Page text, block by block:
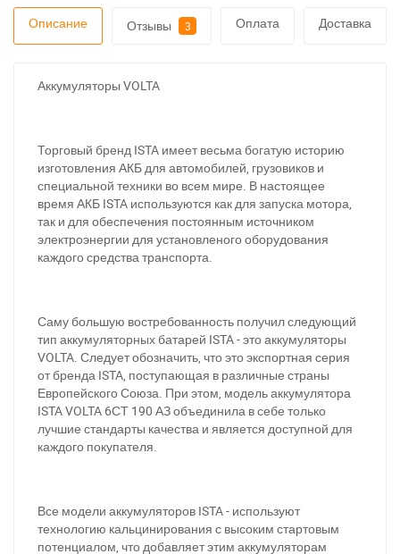
Описание Отзывы 3 Оплата Доставка
Аккумуляторы VOLTA
Торговый бренд ISTA имеет весьма богатую историю
изготовления АКБ для автомобилей, грузовиков и
специальной техники во всем мире. В настоящее
время АКБ ISTA используются как для запуска мотора,
так и для обеспечения постоянным источником
электроэнергии для установленого оборудования
каждого средства транспорта.
Саму большую востребованность получил следующий
тип аккумуляторных батарей ISTA - это аккумуляторы
VOLTA. Следует обозначить, что это экспортная серия
от бренда ISTA, поступающая в различные страны
Европейского Союза. При этом, модель аккумулятора
ISTA VOLTA 6СТ 190 АЗ объединила в себе только
лучшие стандарты качества и является доступной для
каждого покупателя.
Все модели аккумуляторов ISTA - используют
технологию кальцинирования с высоким стартовым
потенциалом, что добавляет этим аккумуляторам